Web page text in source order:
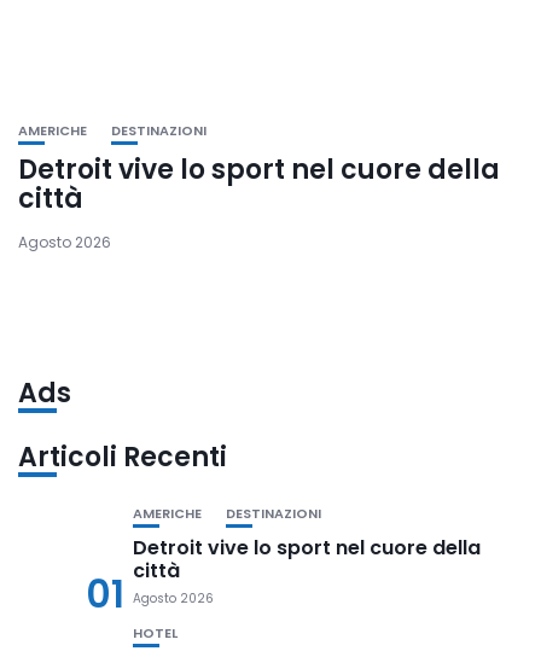
AMERICHE DESTINAZIONI
Detroit vive lo sport nel cuore della
città
Agosto 2026
Ads
Articoli Recenti
01
AMERICHE DESTINAZIONI
Detroit vive lo sport nel cuore della
città
Agosto 2026
HOTEL